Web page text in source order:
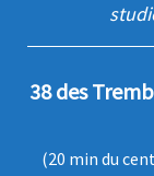
38 des
(20 min du